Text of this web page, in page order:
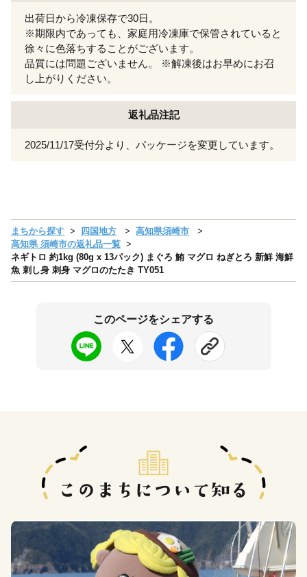
出荷日から冷凍保存で30日。
※期限内であっても、家庭用冷凍庫で保管されていると
徐々に色落ちすることがございます。
品質には問題ございません。 ※解凍後はお早めにお召
し上がりください。
返礼品注記
2025/11/17受付分より、パッケージを変更しています。
まちから探す 四国地方
高知県須崎市
高知県 須崎市の返礼品一覧
ネギトロ 約1kg (80g x 13パック) まぐろ 鮪 マグロ ねぎとろ 新鮮 海鮮
魚 刺し身 刺身 マグロのたたき TY051
このページをシェアする